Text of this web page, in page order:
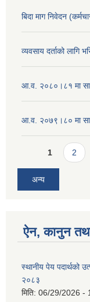
बिदा माग निवेदन
व्यवसाय दर्ताको लागि
आ.व. २०८०।८१ मा
आ.व. २०७९।८० मा
Pages
1 2
अन्य
ऐन, कानुन तथा
स्थानीय पेय पदार्थको
२०८३
मिति: 06/29/2026 -